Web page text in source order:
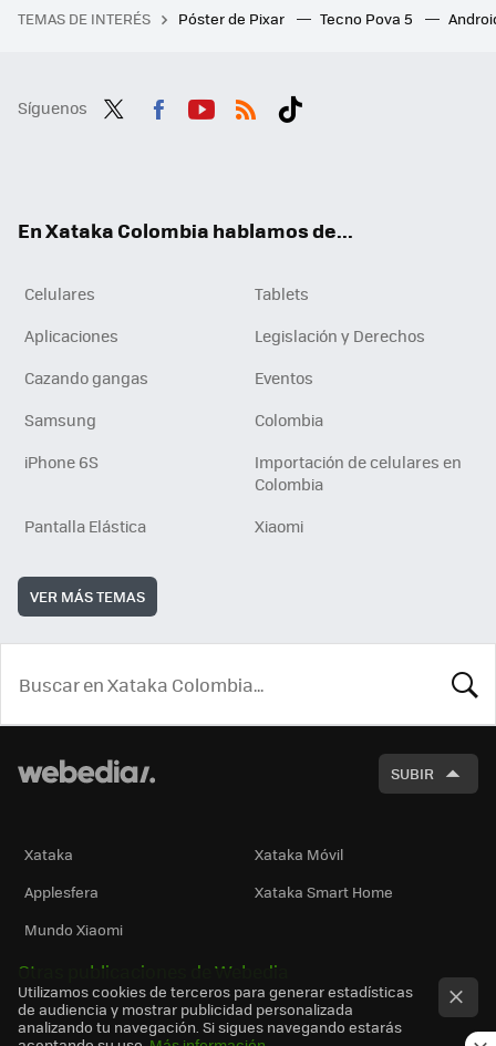
TEMAS DE INTERÉS Póster de Pixar Tecno Pova 5
Síguenos
En Xataka Colombia hablamos de...
Celulares
Tablets
Aplicaciones
Legislación y Derechos
Cazando gangas
Eventos
Samsung
Colombia
iPhone 6S
Importación de celulares en
Colombia
Pantalla Elástica
Xiaomi
VER MÁS TEMAS
SUBIR
Xataka
Xataka Móvil
Applesfera
Xataka Smart Home
Mundo Xiaomi
Otras publicaciones de Webedia
Utilizamos cookies de terceros para generar estadísticas
de audiencia y mostrar publicidad personalizada
analizando tu navegación. Si sigues navegando estarás